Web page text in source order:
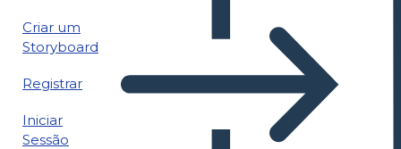
Criar um
Storyboard
Registrar
Iniciar
Sessão